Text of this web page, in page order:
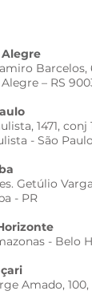
Barcelos,
– RS
1471, conj
- São
Getúlio
- PR
- Belo
Amado,